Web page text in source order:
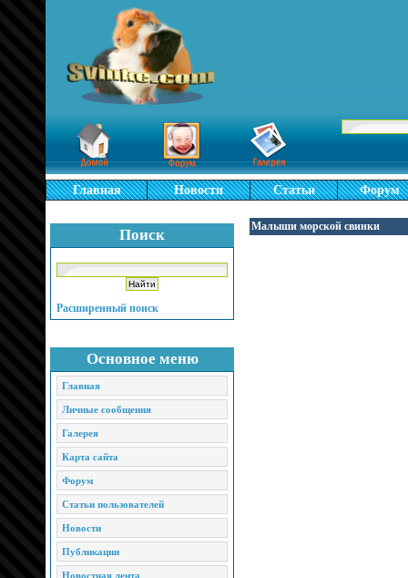
Главная Новости Статьи Форум
Поиск
Расширенный поиск
Основное меню
Главная
Личные сообщения
Галерея
Карта сайта
Форум
Статьи пользователей
Новости
Публикации
Новостная лента
Малыши морской свинки